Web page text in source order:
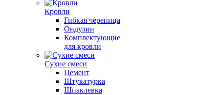
Кровли
Гибкая черепица
Ондулин
Комплектующие
для кровли
Сухие смеси
Цемент
Штукатурка
Шпаклевка